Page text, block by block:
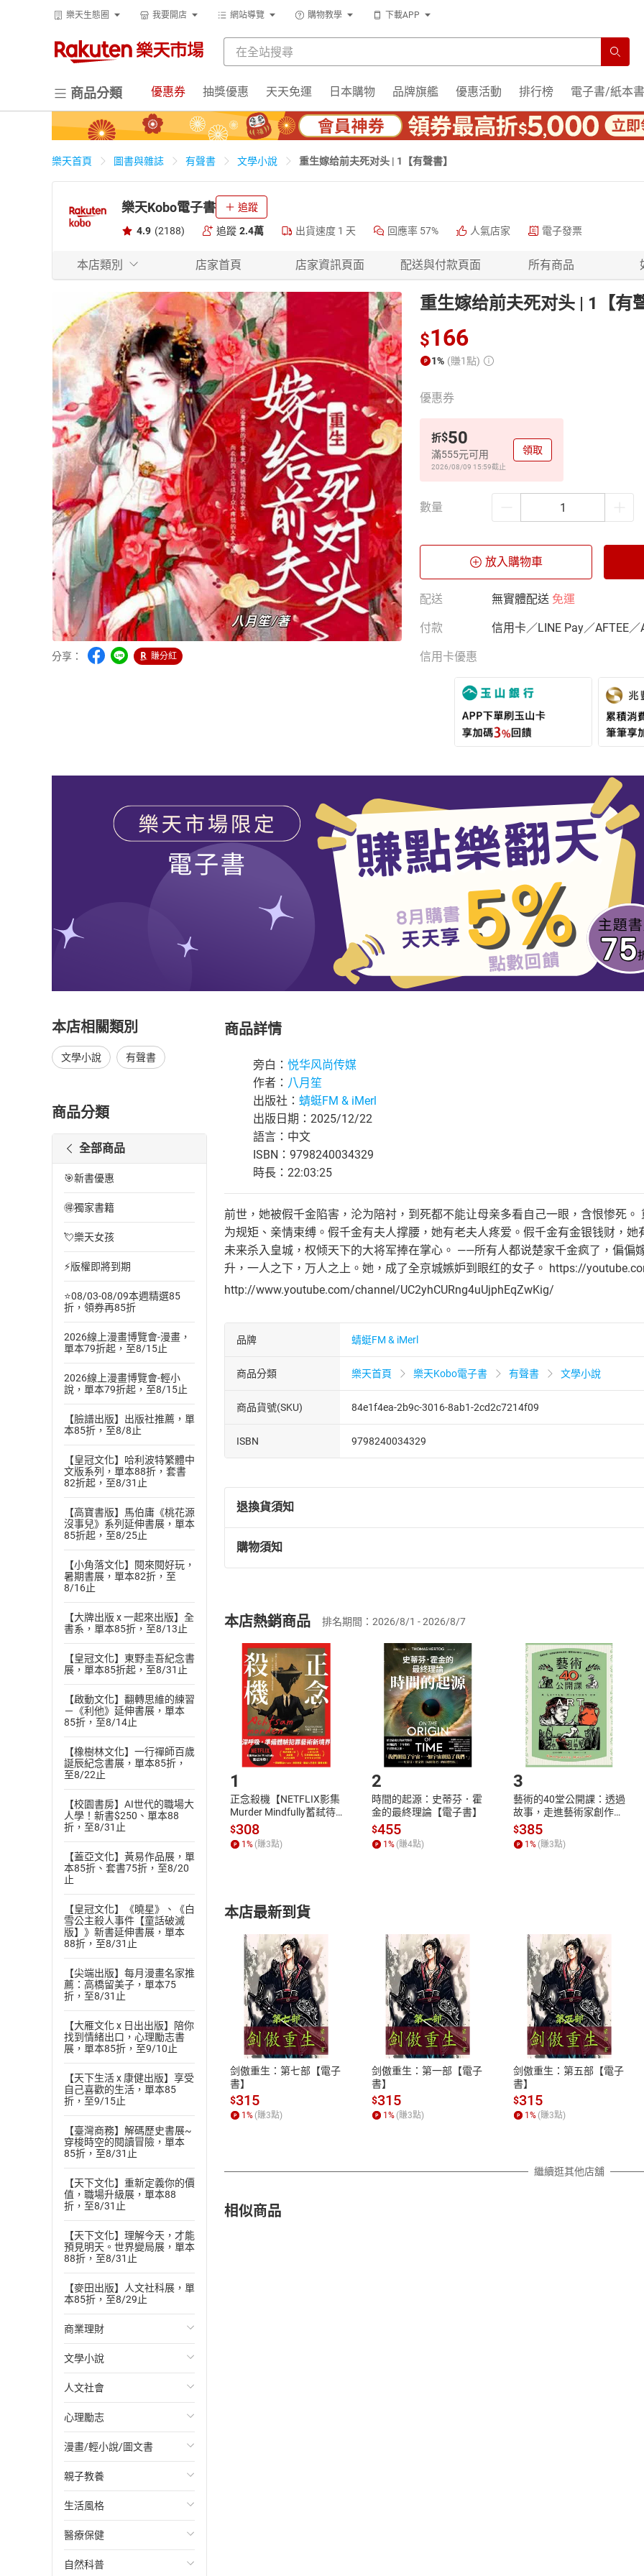
樂天生態圈 我要開店 網站導覽 購物教學 下載APP
商品分類 優惠券 抽獎優惠 天天免運 日本購物 品牌旗艦 優惠活動 排行榜 電子書/紙本書
樂天首頁 圖書與雜誌 有聲書 文學小說 重生嫁给前夫死对头 | 1【有聲書】
樂天Kobo電子書 追蹤
4.9 (2188) 追蹤 2.4萬 出貨速度 1 天 回應率 57% 人氣店家 電子發票
本店類別 店家首頁 店家資訊頁面 配送與付款頁面 所有商品
分享： 賺分紅
重生嫁给前夫死对头 | 1【有
$166
1% (賺1點)
優惠券
折$50
滿555元可用
2026/08/09 15:59截止
領取
數量
放入購物車
配送 無實體配送 免運
付款 信用卡／LINE Pay／AFTEE／
信用卡優惠
本店相關類別
文學小說 有聲書
商品分類
全部商品
🎯新書優惠
🉐獨家書籍
💘樂天女孩
⚡版權即將到期
⭐08/03-08/09本週精選85
折，領券再85折
2026線上漫畫博覽會-漫畫，
單本79折起，至8/15止
2026線上漫畫博覽會-輕小
說，單本79折起，至8/15止
【臉譜出版】出版社推薦，單
本85折，至8/8止
【皇冠文化】哈利波特繁體中
文版系列，單本88折，套書
82折起，至8/31止
【高寶書版】馬伯庸《桃花源
沒事兒》系列延伸書展，單本
85折起，至8/25止
【小角落文化】閱來閱好玩，
暑期書展，單本82折，至
8/16止
【大牌出版 x 一起來出版】全
書系，單本85折，至8/13止
【皇冠文化】東野圭吾紀念書
展，單本85折起，至8/31止
【啟動文化】翻轉思維的練習
－《利他》延伸書展，單本
85折，至8/14止
【橡樹林文化】一行禪師百歲
誕辰紀念書展，單本85折，
至8/22止
【校園書房】AI世代的職場大
人學！新書$250、單本88
折，至8/31止
【蓋亞文化】黃易作品展，單
本85折、套書75折，至8/20
止
【皇冠文化】《曉星》、《白
雪公主殺人事件【童話破滅
版】》新書延伸書展，單本
88折，至8/31止
【尖端出版】每月漫畫名家推
薦：高橋留美子，單本75
折，至8/31止
【大雁文化 x 日出出版】陪你
找到情緒出口，心理勵志書
展，單本85折，至9/10止
【天下生活 x 康健出版】享受
自己喜歡的生活，單本85
折，至9/15止
【臺灣商務】解碼歷史書展~
穿梭時空的閱讀冒險，單本
85折，至8/31止
【天下文化】重新定義你的價
值，職場升級展，單本88
折，至8/31止
【天下文化】理解今天，才能
預見明天。世界變局展，單本
88折，至8/31止
【麥田出版】人文社科展，單
本85折，至8/29止
商業理財
投資理財
經濟/趨勢
財務/金融
管理/領導
職場工作術
成功法
行銷/廣告
傳記
文學小說
歐美文學
日本文學
韓國文學
華文文學
經典文學
成長/家庭生活小說
懸疑/推理小說
人文社會
國際關係
政治
社會科學
台灣/中國歷史
日/韓歷史
其他歷史/史學
心理勵志
心靈成長/情緒
人際關係
兩性關係
心理學
漫畫/輕小說/圖文書
輕小說
奇幻/科幻
愛情故事
職場/社會寫實
親子教養
教育現場
兒童文學/故事
兒童科普/學習
生活風格
飲食/食譜
健身/美顏
醫療保健
健康/養生
自然科普
商品詳情
旁白： 悦华风尚传媒
作者： 八月笙
出版社： 蜻蜓FM & iMerl
出版日期：2025/12/22
語言：中文
ISBN：9798240034329
時長：22:03:25
前世，她被假千金陷害，沦为陪衬，到死都不能让母亲多看自己一眼，含恨惨死
为规矩、亲情束缚。假千金有夫人撑腰，她有老夫人疼爱。假千金有金银钱财，
未来杀入皇城，权倾天下的大将军捧在掌心。 ——所有人都说楚家千金疯了，偏偏
升，一人之下，万人之上。她，成了全京城嫉妒到眼红的女子。 https://
http://www.youtube.com/channel/UC2yhCURng4uUjphEqZwKig/
品牌 蜻蜓FM & iMerl
商品分類 樂天首頁 樂天Kobo電子書 有聲書 文學小說
商品貨號(SKU) 84e1f4ea-2b9c-3016-8ab1-2cd2c7214f09
ISBN 9798240034329
退換貨須知
退換貨規定：
(一)依消費者保護法第19條第1項後段暨通訊交易解除權合理例外情事適用
(二)消費者訂購本店鋪之商品即代表知悉本店鋪所銷售之商品為電子書，
且已下載/存取電子書，不得請求退貨退款。
退貨方式：您欲取消訂單或辦理退貨時，請登入樂天市場，並於「我的訂單
貨」，本店鋪將依您的申請進行審核，待審核通過後將為您辦理退款事宜。
請注意，樂天市場須以整筆訂單為單位進行取消/退貨，恕無法以單支商品取
購物須知
挑選商品
Choose
放入購物車
Shopping cart
登入帳號
Login
購書後，如何開始使用？
Step1.選擇閱讀載具 Step2.登入
付款方式
ATM轉帳、信用卡、LINE PAY、AFTEE
退換貨規範
本店是否提供消費者保護法七日猶
之權利，遽消費者保護法及通訊交
除權合理例外情事適用準則，依商
質各有不同規定。詳細退換貨說明
照各商品說明。
本店熱銷商品 排名期間：2026/8/1 - 2026/8/7
1
正念殺機【NETFLIX影集
Murder Mindfully蓄弒待
發】【電子書】
$308
1% (賺3點)
2
時間的起源：史蒂芬．霍
金的最終理論【電子書】
$455
1% (賺4點)
3
藝術的40堂公開課：透過
故事，走進藝術家創作現
場，看藝術如何誕生、如
何形塑人類生活【電子
書】
$385
1% (賺3點)
本店最新到貨
剑傲重生：第七部【電子
書】
$315
1 % (賺3點)
剑傲重生：第一部【電子
書】
$315
1 % (賺3點)
剑傲重生：第五部【電子
書】
$315
1 % (賺3點)
繼續逛其他店舖
相似商品